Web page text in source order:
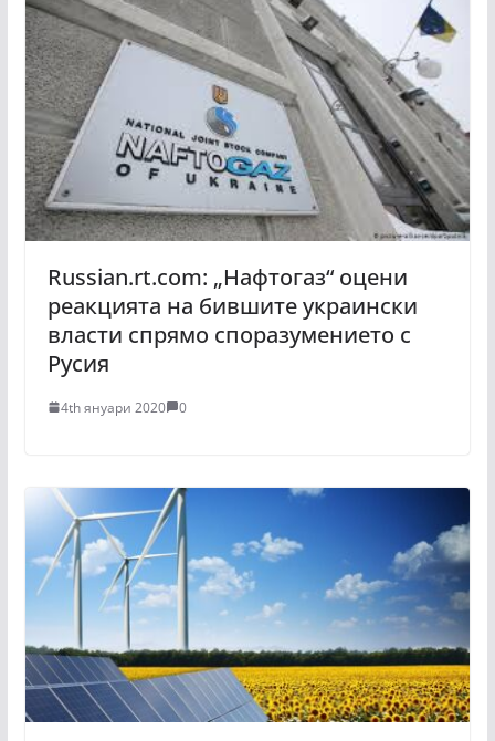
Russian.rt.com: „Нафтогаз“ оцени
реакцията на бившите украински
власти спрямо споразумението с
Русия
4th януари 2020 0